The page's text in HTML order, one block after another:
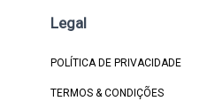
Legal
POLÍTICA DE PRIVACIDADE
TERMOS & CONDIÇÕES